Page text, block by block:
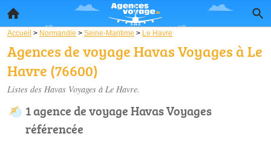
Accueil > Normandie > Seine-Maritime > Le Havre
Agences de voyage Havas Voyages à Le
Havre (76600)
Listes des Havas Voyages à Le Havre.
1 agence de voyage Havas Voyages
référencée